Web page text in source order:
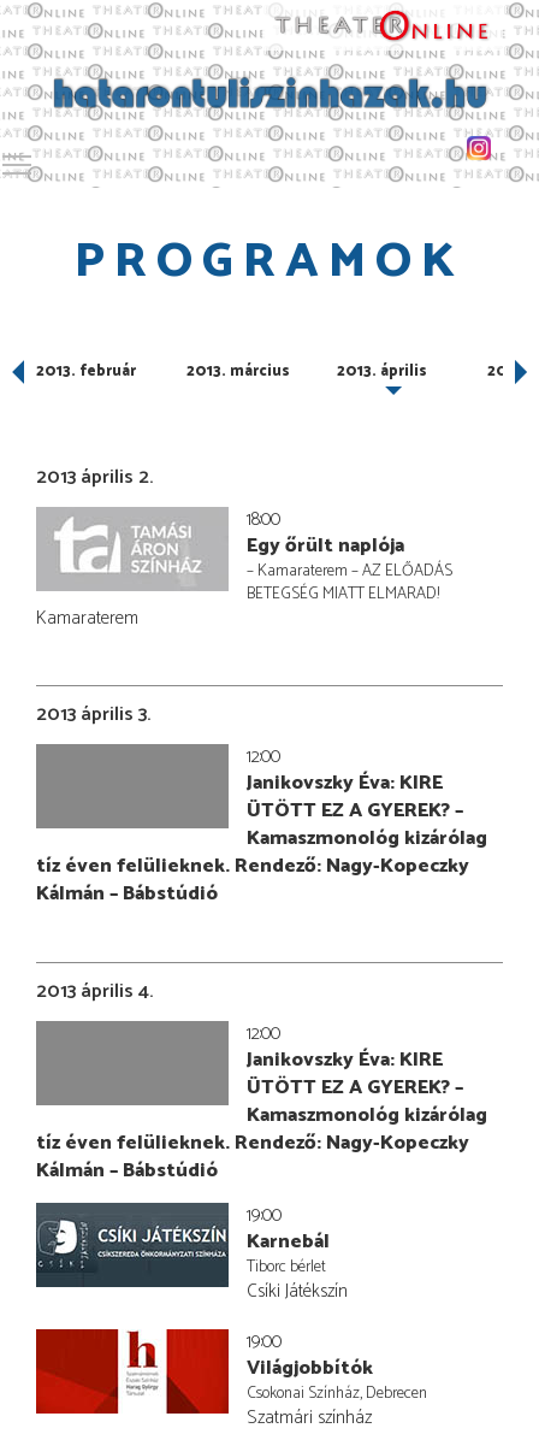
Toggle main menu visibility
PROGRAMOK
2013. február 2013. március 2013. április 2013.
2013 április 2.
18:00
Egy őrült naplója
– Kamaraterem – AZ ELŐADÁS
BETEGSÉG MIATT ELMARAD!
Kamaraterem
2013 április 3.
12:00
Janikovszky Éva: KIRE
ÜTÖTT EZ A GYEREK? –
Kamaszmonológ kizárólag
tíz éven felülieknek. Rendező: Nagy-Kopeczky
Kálmán – Bábstúdió
2013 április 4.
12:00
Janikovszky Éva: KIRE
ÜTÖTT EZ A GYEREK? –
Kamaszmonológ kizárólag
tíz éven felülieknek. Rendező: Nagy-Kopeczky
Kálmán – Bábstúdió
19:00
Karnebál
Tiborc bérlet
Csíki Játékszín
19:00
Világjobbítók
Csokonai Színház, Debrecen
Szatmári színház